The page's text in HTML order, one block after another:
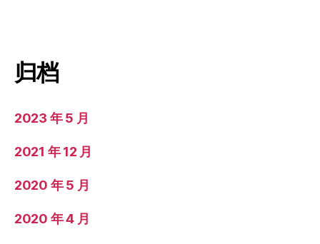
归档
2023 年 5 月
2021 年 12 月
2020 年 5 月
2020 年 4 月